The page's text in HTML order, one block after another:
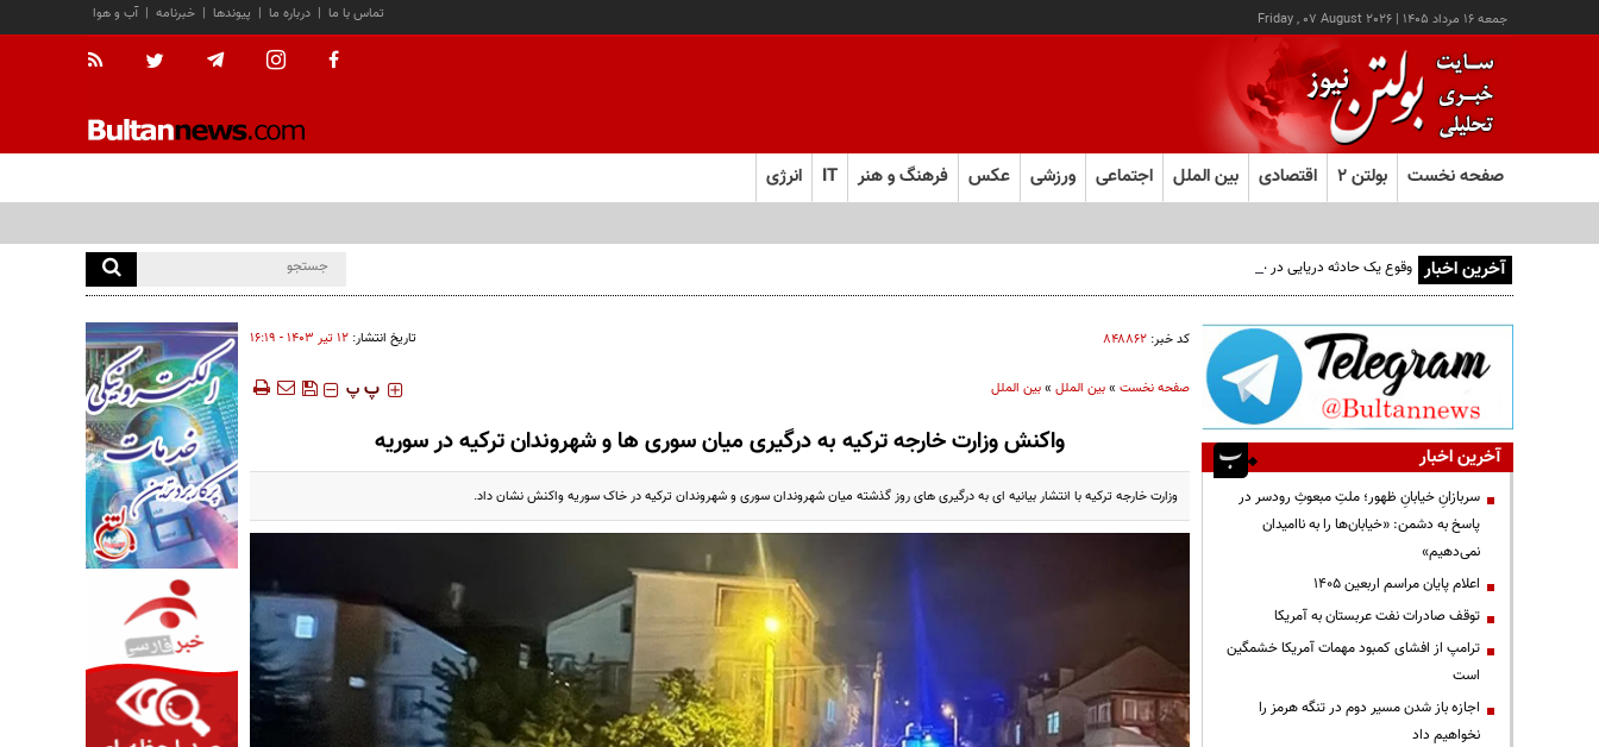
جمعه ۱۶ مرداد ۱۴۰۵ |
Friday , 07 August 2026 آب و هوا | خبرنامه | پیوندها | درباره ما | تماس با ما
صفحه نخست بولتن ۲ اقتصادی بین الملل اجتماعی ورزشی عکس فرهنگ و هنر IT انرژی
آخرین اخبار وقوع یک حادثه دریایی در جنوب شرق عدن
کد خبر: ۸۴۸۸۶۲ تاریخ انتشار: ۱۲ تير ۱۴۰۳ - ۱۶:۱۹
صفحه نخست»بین الملل»بین الملل ‍‍‍ پ پ
واکنش وزارت خارجه ترکیه به درگیری میان سوری ها و شهروندان ترکیه در سوریه
وزارت خارجه ترکیه با انتشار بیانیه ای به درگیری های روز گذشته میان شهروندان سوری و شهروندان ترکیه در خاک سوریه واکنش نشان داد.
آخرین اخبار
سربازانِ خیابانِ ظهور؛ ملتِ مبعوثِ رودسر در
پاسخ به دشمن: «خیابان‌ها را به ناامیدان
نمی‌دهیم»
اعلام پایان مراسم اربعین ۱۴۰۵
توقف صادرات نفت عربستان به آمریکا
ترامپ از افشای کمبود مهمات آمریکا خشمگین
است
اجازه باز شدن مسیر دوم در تنگه هرمز را
نخواهیم داد